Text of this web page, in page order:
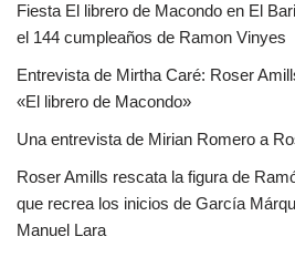
Fiesta El librero de Macondo en El
el 144 cumpleaños de Ramon Vinyes
Entrevista de Mirtha Caré: Roser
«El librero de Macondo»
Una entrevista de Mirian Romero a
Roser Amills rescata la figura de
que recrea los inicios de García
Manuel Lara